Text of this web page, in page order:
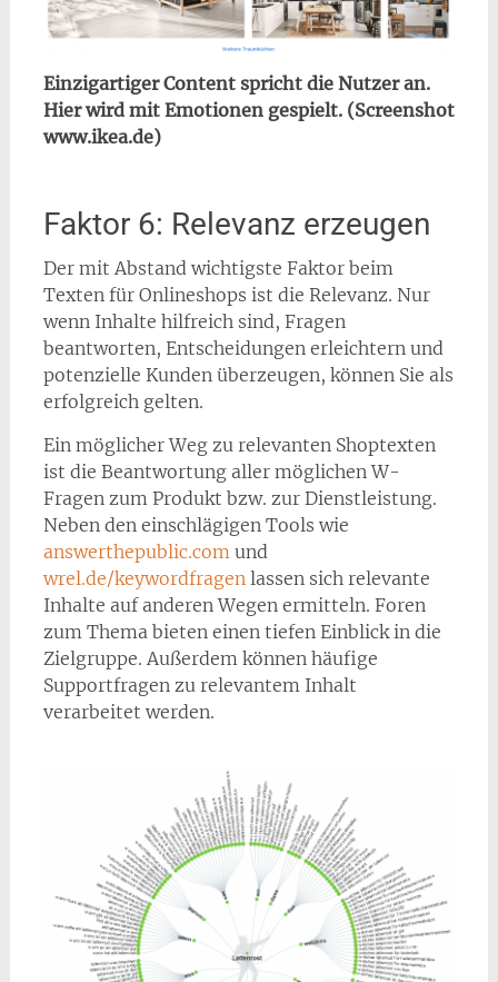
Einzigartiger Content spricht die Nutzer an.
Hier wird mit Emotionen gespielt. (Screenshot
www.ikea.de)
Faktor 6: Relevanz erzeugen
Der mit Abstand wichtigste Faktor beim
Texten für Onlineshops ist die Relevanz. Nur
wenn Inhalte hilfreich sind, Fragen
beantworten, Entscheidungen erleichtern und
potenzielle Kunden überzeugen, können Sie als
erfolgreich gelten.
Ein möglicher Weg zu relevanten Shoptexten
ist die Beantwortung aller möglichen W-
Fragen zum Produkt bzw. zur Dienstleistung.
Neben den einschlägigen Tools wie
answerthepublic.comund
wrel.de/keywordfragenlassen sich relevante
Inhalte auf anderen Wegen ermitteln. Foren
zum Thema bieten einen tiefen Einblick in die
Zielgruppe. Außerdem können häufige
Supportfragen zu relevantem Inhalt
verarbeitet werden.